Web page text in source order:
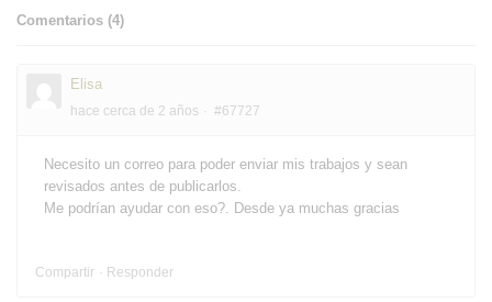
Comentarios (4)
Elisa
hace cerca de 2 años #67727
Necesito un correo para poder enviar mis trabajos y sean
revisados antes de publicarlos.
Me podrían ayudar con eso?. Desde ya muchas gracias
Compartir Responder